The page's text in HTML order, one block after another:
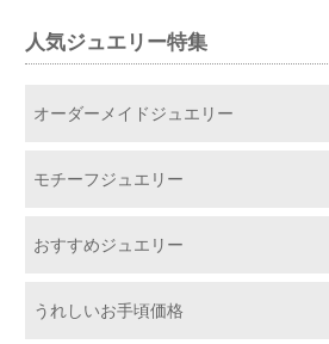
人気ジュエリー特集
オーダーメイドジュエリー
モチーフジュエリー
おすすめジュエリー
うれしいお手頃価格